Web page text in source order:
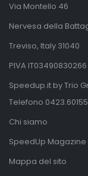
Via Montello 46
Nervesa della
Treviso, Italy 31040
PIVA IT03490830266
Speedup.it by Trio
Telefono
Chi siamo
SpeedUp Magazine
Mappa del sito